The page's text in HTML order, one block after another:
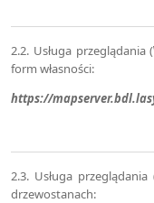
2.2. Usługa przeglądania (
form własności:
https://
2.3. Usługa przeglądania
drzewostanach: